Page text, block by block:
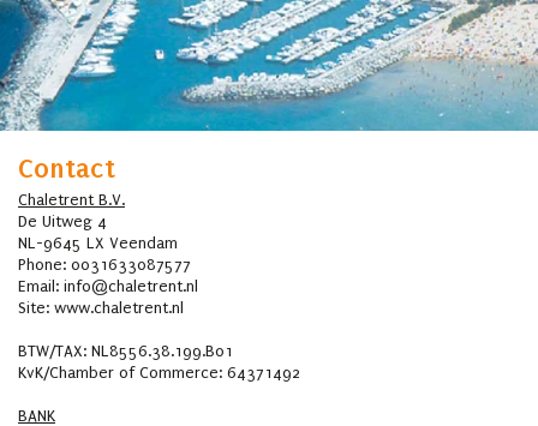
Contact
Chaletrent B.V.
De Uitweg 4
NL-9645 LX Veendam
Phone: 0031633087577
Email: info@chaletrent.nl
Site: www.chaletrent.nl
BTW/TAX: NL8556.38.199.B01
KvK/Chamber of Commerce: 64371492
BANK